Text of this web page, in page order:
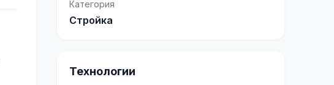
Категория
Стройка
Технологии